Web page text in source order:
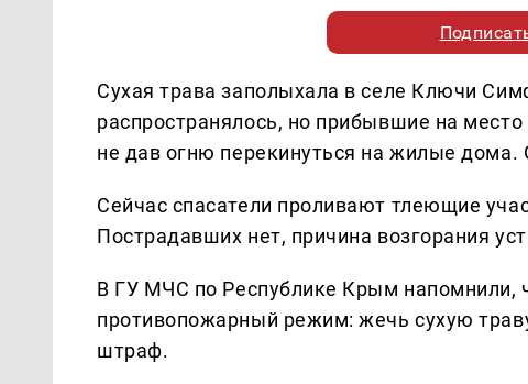
Сухая трава заполыхала в селе Ключи
распространялось, но прибывшие на
не дав огню перекинуться на жилые дома.
Сейчас спасатели проливают тлеющие
Пострадавших нет, причина возгорания
В ГУ МЧС по Республике Крым напомнили,
противопожарный режим: жечь сухую
штраф.